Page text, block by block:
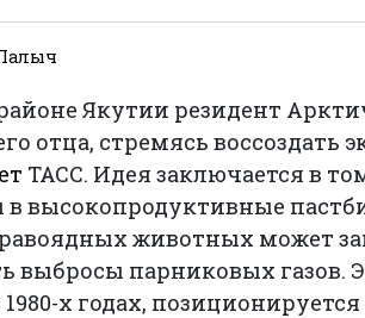
Якутии резидент
отца, стремясь воссоздать
ТАСС. Идея заключается в
высокопродуктивные
животных может
выбросы парниковых газов.
х годах,